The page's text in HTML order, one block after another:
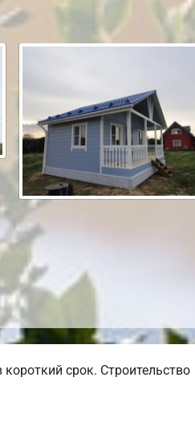
срок. Строительство